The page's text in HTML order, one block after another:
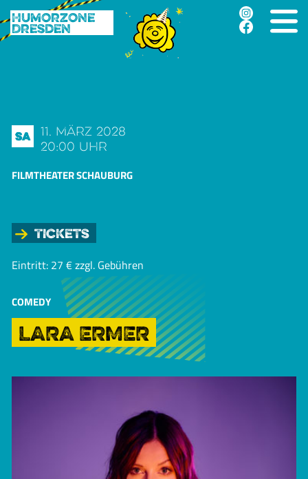
Humorzone
Dresden
Sa
11. März 2028
20:00 Uhr
FILMTHEATER SCHAUBURG
Tickets
Eintritt: 27 € zzgl. Gebühren
COMEDY
LARA ERMER